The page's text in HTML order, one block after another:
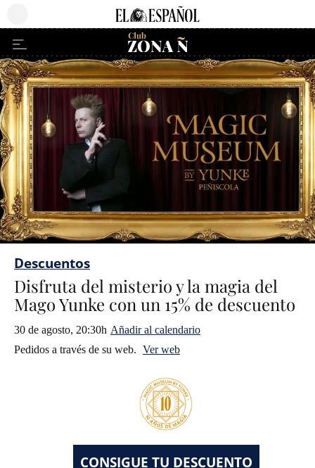
Descuentos
Disfruta del misterio y la magia del
Mago Yunke con un 15% de descuento
30 de agosto, 20:30h Añadir al calendario
Pedidos a través de su web. Ver web